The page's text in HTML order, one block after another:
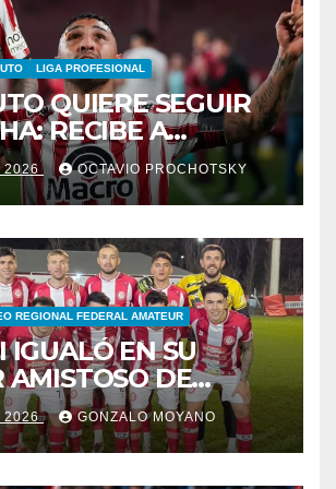
LIGA PROFESIONAL
QUIERE SEGUIR
RECIBE A
DE MENDOZA EN
2026 OCTAVIO PROCHOTSKY
REGIONAL FEDERAL AMATEUR
IGUALÓ EN SU
AMISTOSO DE
2026 GONZALO MOYANO